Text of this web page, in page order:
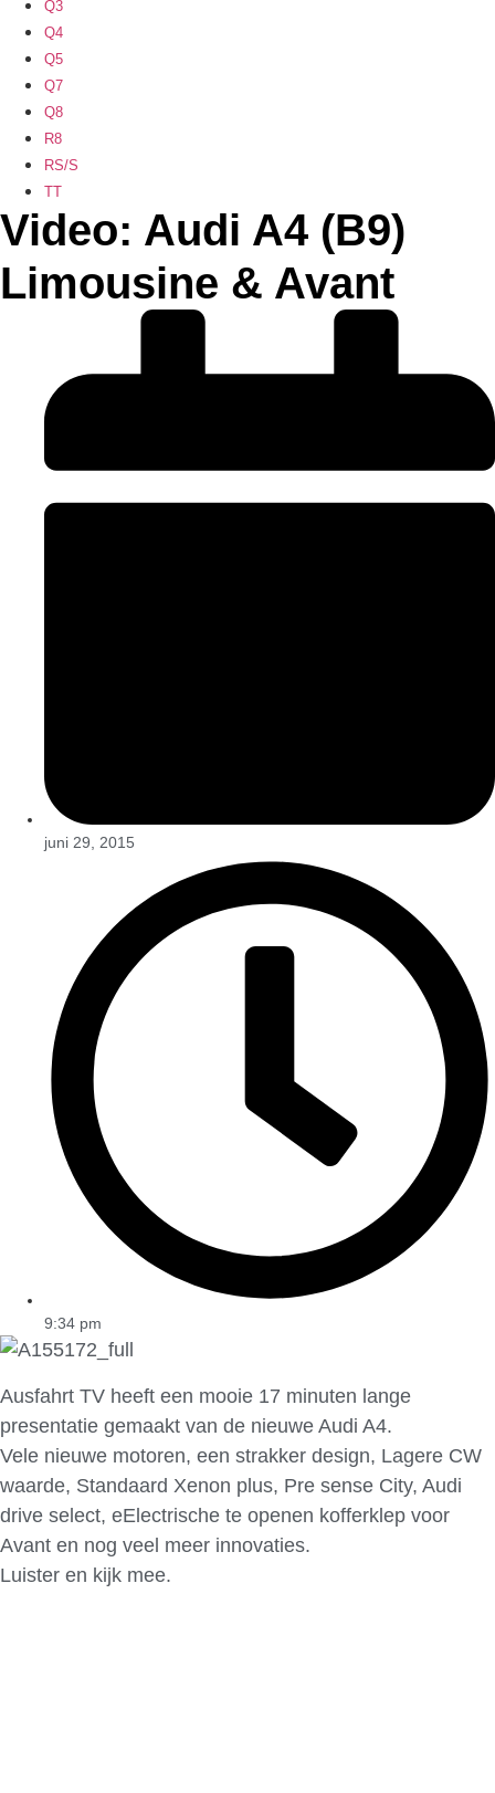
Q3
Q4
Q5
Q7
Q8
R8
RS/S
TT
Video: Audi A4 (B9)
Limousine & Avant
juni 29, 2015
9:34 pm
Ausfahrt TV heeft een mooie 17 minuten lange
presentatie gemaakt van de nieuwe Audi A4.
Vele nieuwe motoren, een strakker design, Lagere CW
waarde, Standaard Xenon plus, Pre sense City, Audi
drive select, eElectrische te openen kofferklep voor
Avant en nog veel meer innovaties.
Luister en kijk mee.